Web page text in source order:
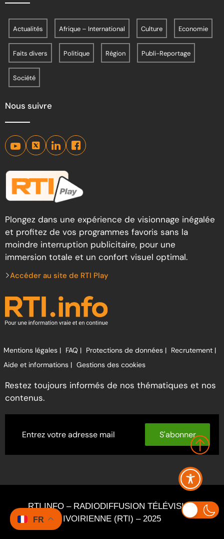
Actualités Afrique – International Culture Economie
Faits divers Politique Région Publi-Reportage
Société
Nous suivre
Plongez dans une expérience de visionnage inégalée
et profitez de vos programmes favoris sans la
moindre interruption publicitaire, pour une
immersion totale et un confort visuel optimal.
Accéder au site de RTI Play
Mentions légales | FAQ | Protections de données | Recrutement |
Aide et informations | Gestions des cookies
Restez toujours informés de nos thématiques et nos
contenus.
S'abonner
RTI INFO – RADIODIFFUSION TÉLÉVISION
IVOIRIENNE (RTI) – 2025
FR